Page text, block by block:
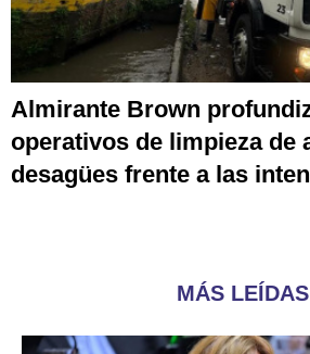
Almirante Brown
operativos de limpieza de
desagües frente a las
MÁS LEÍDAS